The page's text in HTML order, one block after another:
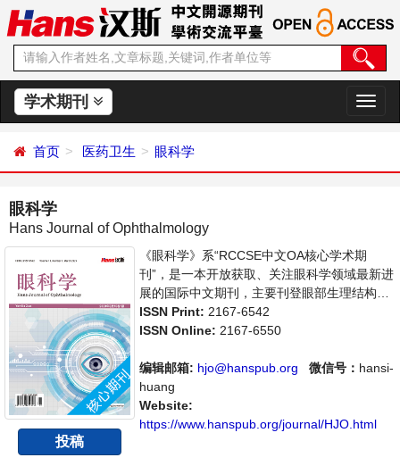
学术期刊
切
换
首页 医药卫生 眼科学
眼科学
Hans Journal of Ophthalmology
投稿
《眼科学》系“RCCSE中文OA核心学术期
刊”，是一本开放获取、关注眼科学领域最新进
展的国际中文期刊，主要刊登眼部生理结构分
析、眼部疾病的检查、病理与治疗等相关内容
的学术论文。本刊支持思想创新、学术创新，
体，旨在给世界范围内的科学家、学者、科研
人员提供一个传播、分享和讨论眼科学领域内
不同方向问题与发展的交流平台。
ISSN Print: 2167-6542
ISSN Online: 2167-6550
编辑邮箱: hjo@hanspub.org 微信号： hansi-
huang
Website:
https://www.hanspub.org/journal/HJO.html